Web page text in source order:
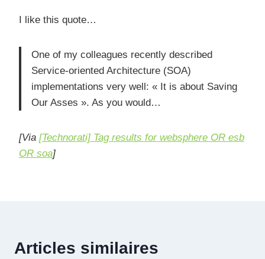
I like this quote…
One of my colleagues recently described
Service-oriented Architecture (SOA)
implementations very well: « It is about Saving
Our Asses ». As you would…
[Via [Technorati] Tag results for websphere OR esb
OR soa]
Articles similaires